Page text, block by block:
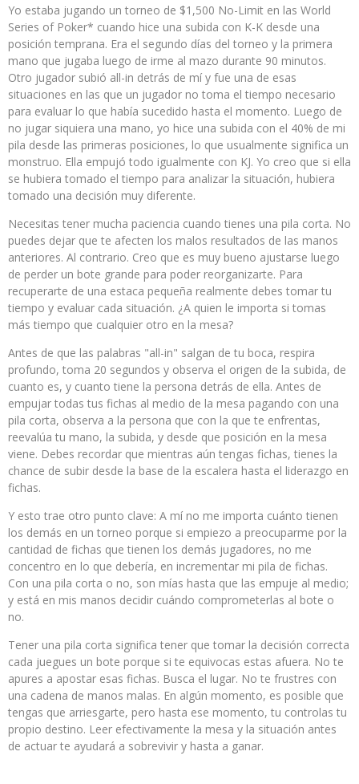
Yo estaba jugando un torneo de $1,500 No-Limit en las World
Series of Poker* cuando hice una subida con K-K desde una
posición temprana. Era el segundo días del torneo y la primera
mano que jugaba luego de irme al mazo durante 90 minutos.
Otro jugador subió all-in detrás de mí y fue una de esas
situaciones en las que un jugador no toma el tiempo necesario
para evaluar lo que había sucedido hasta el momento. Luego de
no jugar siquiera una mano, yo hice una subida con el 40% de mi
pila desde las primeras posiciones, lo que usualmente significa un
monstruo. Ella empujó todo igualmente con KJ. Yo creo que si ella
se hubiera tomado el tiempo para analizar la situación, hubiera
tomado una decisión muy diferente.
Necesitas tener mucha paciencia cuando tienes una pila corta. No
puedes dejar que te afecten los malos resultados de las manos
anteriores. Al contrario. Creo que es muy bueno ajustarse luego
de perder un bote grande para poder reorganizarte. Para
recuperarte de una estaca pequeña realmente debes tomar tu
tiempo y evaluar cada situación. ¿A quien le importa si tomas
más tiempo que cualquier otro en la mesa?
Antes de que las palabras "all-in" salgan de tu boca, respira
profundo, toma 20 segundos y observa el origen de la subida, de
cuanto es, y cuanto tiene la persona detrás de ella. Antes de
empujar todas tus fichas al medio de la mesa pagando con una
pila corta, observa a la persona que con la que te enfrentas,
reevalúa tu mano, la subida, y desde que posición en la mesa
viene. Debes recordar que mientras aún tengas fichas, tienes la
chance de subir desde la base de la escalera hasta el liderazgo en
fichas.
Y esto trae otro punto clave: A mí no me importa cuánto tienen
los demás en un torneo porque si empiezo a preocuparme por la
cantidad de fichas que tienen los demás jugadores, no me
concentro en lo que debería, en incrementar mi pila de fichas.
Con una pila corta o no, son mías hasta que las empuje al medio;
y está en mis manos decidir cuándo comprometerlas al bote o
no.
Tener una pila corta significa tener que tomar la decisión correcta
cada juegues un bote porque si te equivocas estas afuera. No te
apures a apostar esas fichas. Busca el lugar. No te frustres con
una cadena de manos malas. En algún momento, es posible que
tengas que arriesgarte, pero hasta ese momento, tu controlas tu
propio destino. Leer efectivamente la mesa y la situación antes
de actuar te ayudará a sobrevivir y hasta a ganar.